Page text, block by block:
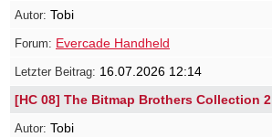
Tobi
Evercade Handheld
16.07.2026 12:14
[HC 08] The Bitmap Brothers Collection 2
Tobi